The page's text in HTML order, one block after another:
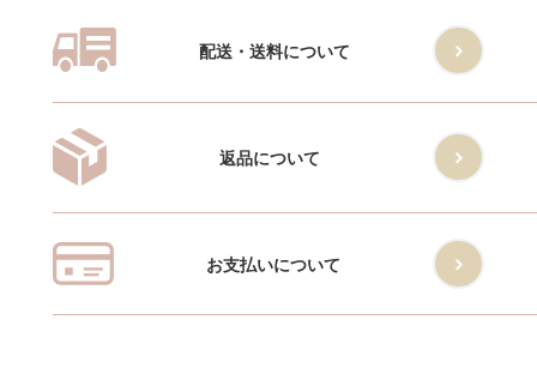
配送・送料について
返品について
お支払いについて